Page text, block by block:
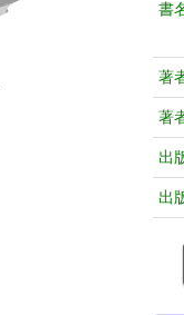
書
著
著
出
出